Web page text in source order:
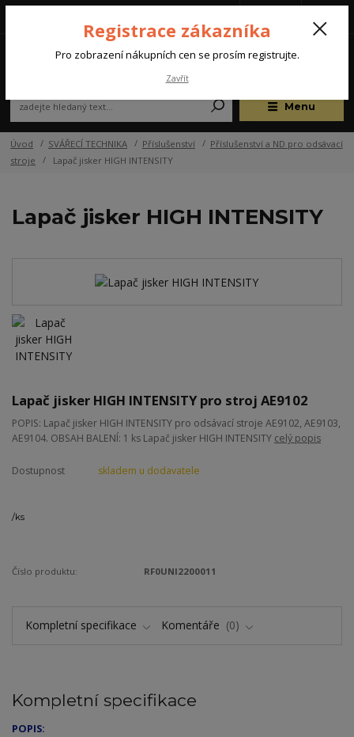
Menu
(Po-Pá, 07:00-15:30 hod.)
Úvod SVÁŘECÍ TECHNIKA Příslušenství
Příslušenství a ND pro odsávací
stroje
Lapač jisker HIGH INTENSITY
Lapač jisker HIGH INTENSITY
Lapač jisker HIGH INTENSITY pro stroj AE9102
POPIS: Lapač jisker HIGH INTENSITY pro odsávací stroje AE9102, AE9103,
AE9104. OBSAH BALENÍ: 1 ks Lapač jisker HIGH INTENSITY celý popis
Dostupnost skladem u dodavatele
/ks
Číslo produktu: RF0UNI2200011
Kompletní specifikace Komentáře 0
Kompletní specifikace
POPIS:
Registrace zákazníka
Pro zobrazení nákupních cen se prosím registrujte.
Zavřít